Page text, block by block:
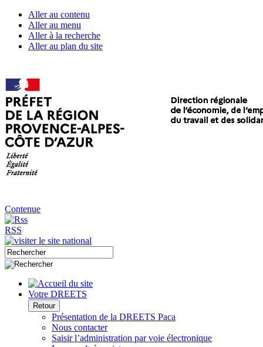
Aller au contenu
Aller au menu
Aller à la recherche
Aller au plan du site
Contenue
RSS
Votre DREETS
Retour
Présentation de la DREETS Paca
Nous contacter
Saisir l’administration par voie électronique